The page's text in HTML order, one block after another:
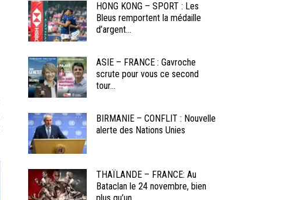
HONG KONG – SPORT : Les
Bleus remportent la médaille
d’argent...
ASIE – FRANCE : Gavroche
scrute pour vous ce second
tour...
BIRMANIE – CONFLIT : Nouvelle
alerte des Nations Unies
THAÏLANDE – FRANCE: Au
Bataclan le 24 novembre, bien